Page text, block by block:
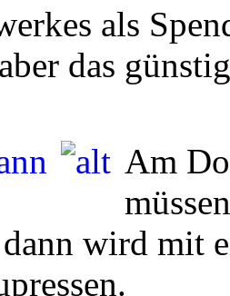
als
das
Am
wird mit